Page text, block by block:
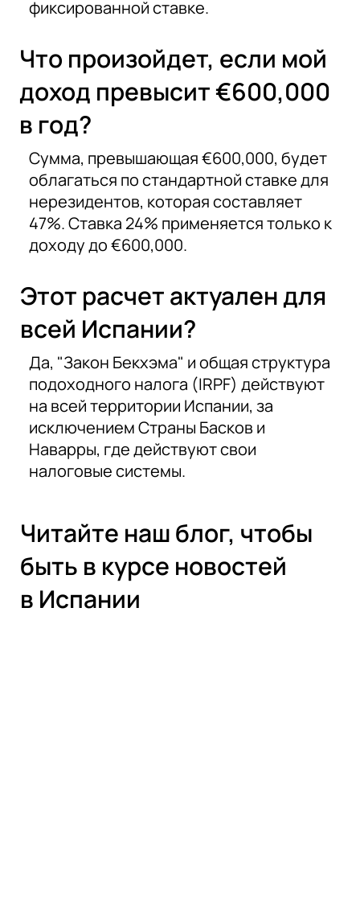
Читайте наш блог, чтобы
быть в курсе новостей
в Испании
фиксированной ставке.
Что произойдет, если мой
доход превысит €600,000
в год?
Сумма, превышающая €600,000, будет
облагаться по стандартной ставке для
нерезидентов, которая составляет
47%. Ставка 24% применяется только к
доходу до €600,000.
Этот расчет актуален для
всей Испании?
Да, "Закон Бекхэма" и общая структура
подоходного налога (IRPF) действуют
на всей территории Испании, за
исключением Страны Басков и
Наварры, где действуют свои
налоговые системы.